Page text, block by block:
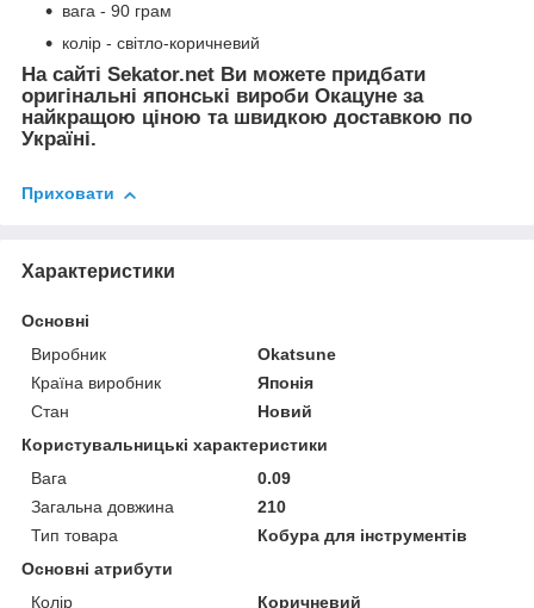
вага - 90 грам
колір - світло-коричневий
На сайті Sekator.net Ви можете придбати
оригінальні японські вироби Окацуне за
найкращою ціною та швидкою доставкою по
Україні.
Приховати
Характеристики
Основні
Виробник
Okatsune
Країна виробник
Японія
Стан
Новий
Користувальницькі характеристики
Вага
0.09
Загальна довжина
210
Тип товара
Кобура для інструментів
Основні атрибути
Колір
Коричневий